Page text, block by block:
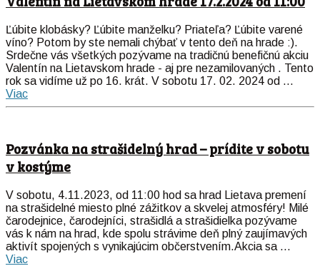
Ľúbite klobásky? Ľúbite manželku? Priateľa? Ľúbite varené
víno? Potom by ste nemali chýbať v tento deň na hrade :).
Srdečne vás všetkých pozývame na tradičnú benefičnú akciu
Valentín na Lietavskom hrade - aj pre nezamilovaných . Tento
rok sa vidíme už po 16. krát. V sobotu 17. 02. 2024 od ...
Viac
Pozvánka na strašidelný hrad – prídite v sobotu
v kostýme
V sobotu, 4.11.2023, od 11:00 hod sa hrad Lietava premení
na strašidelné miesto plné zážitkov a skvelej atmosféry! Milé
čarodejnice, čarodejníci, strašidlá a strašidielka pozývame
vás k nám na hrad, kde spolu strávime deň plný zaujímavých
aktivít spojených s vynikajúcim občerstvením.Akcia sa ...
Viac